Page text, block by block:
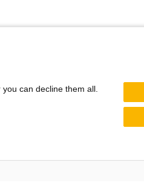
can decline them all.